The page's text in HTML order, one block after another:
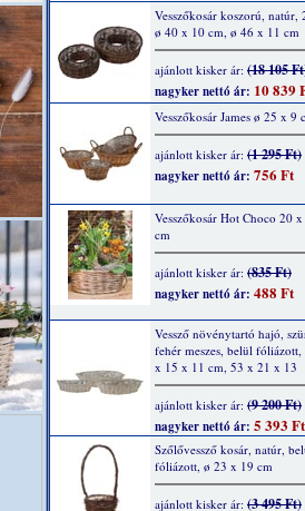
Vesszőkosár koszorú, natúr,
ø 40 x 10 cm, ø 46 x 11 cm
ajánlott kisker ár: (18 105
nagyker nettó ár: 10 839
Vesszőkosár James ø 25 x 9
ajánlott kisker ár: (1 295 Ft)
nagyker nettó ár: 756 Ft
Vesszőkosár Hot Choco 20
cm
ajánlott kisker ár: (835 Ft)
nagyker nettó ár: 488 Ft
Vessző növénytartó hajó,
fehér meszes, belül
x 15 x 11 cm, 53 x 21 x 13
ajánlott kisker ár: (9 200 Ft)
nagyker nettó ár: 5 393 Ft
Szőlővessző kosár, natúr,
fóliázott, ø 23 x 19 cm
ajánlott kisker ár: (3 495 Ft)